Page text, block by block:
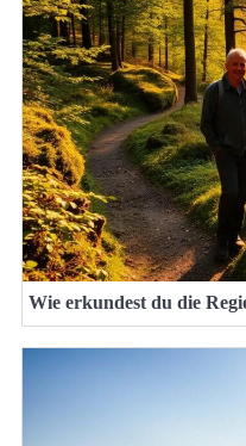
Wie erkundest du die